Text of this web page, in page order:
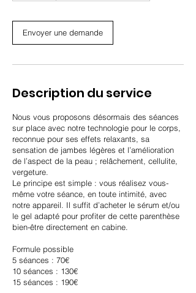
n
Envoyer une demande
Description du service
Nous vous proposons désormais des séances
sur place avec notre technologie pour le corps,
reconnue pour ses effets relaxants, sa
sensation de jambes légères et l’amélioration
de l’aspect de la peau ; relâchement, cellulite,
vergeture.
Le principe est simple : vous réalisez vous-
même votre séance, en toute intimité, avec
notre appareil. Il suffit d’acheter le sérum et/ou
le gel adapté pour profiter de cette parenthèse
bien-être directement en cabine.
Formule possible
5 séances : 70€
10 séances : 130€
15 séances : 190€